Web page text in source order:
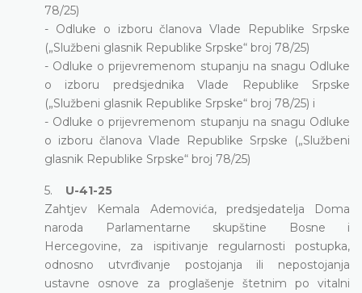
78/25)
- Odluke o izboru članova Vlade Republike Srpske
(„Službeni glasnik Republike Srpske“ broj 78/25)
- Odluke o prijevremenom stupanju na snagu Odluke
o izboru predsjednika Vlade Republike Srpske
(„Službeni glasnik Republike Srpske“ broj 78/25) i
- Odluke o prijevremenom stupanju na snagu Odluke
o izboru članova Vlade Republike Srpske („Službeni
glasnik Republike Srpske“ broj 78/25)
5.
U-41-25
Zahtjev Kemala Ademovića, predsjedatelja Doma
naroda Parlamentarne skupštine Bosne i
Hercegovine, za ispitivanje regularnosti postupka,
odnosno utvrđivanje postojanja ili nepostojanja
ustavne osnove za proglašenje štetnim po vitalni